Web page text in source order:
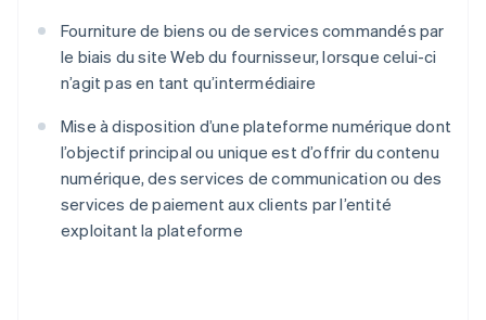
Fourniture de biens ou de services commandés par
le biais du site Web du fournisseur, lorsque celui-ci
n’agit pas en tant qu’intermédiaire
Mise à disposition d’une plateforme numérique dont
l’objectif principal ou unique est d’offrir du contenu
numérique, des services de communication ou des
services de paiement aux clients par l’entité
exploitant la plateforme